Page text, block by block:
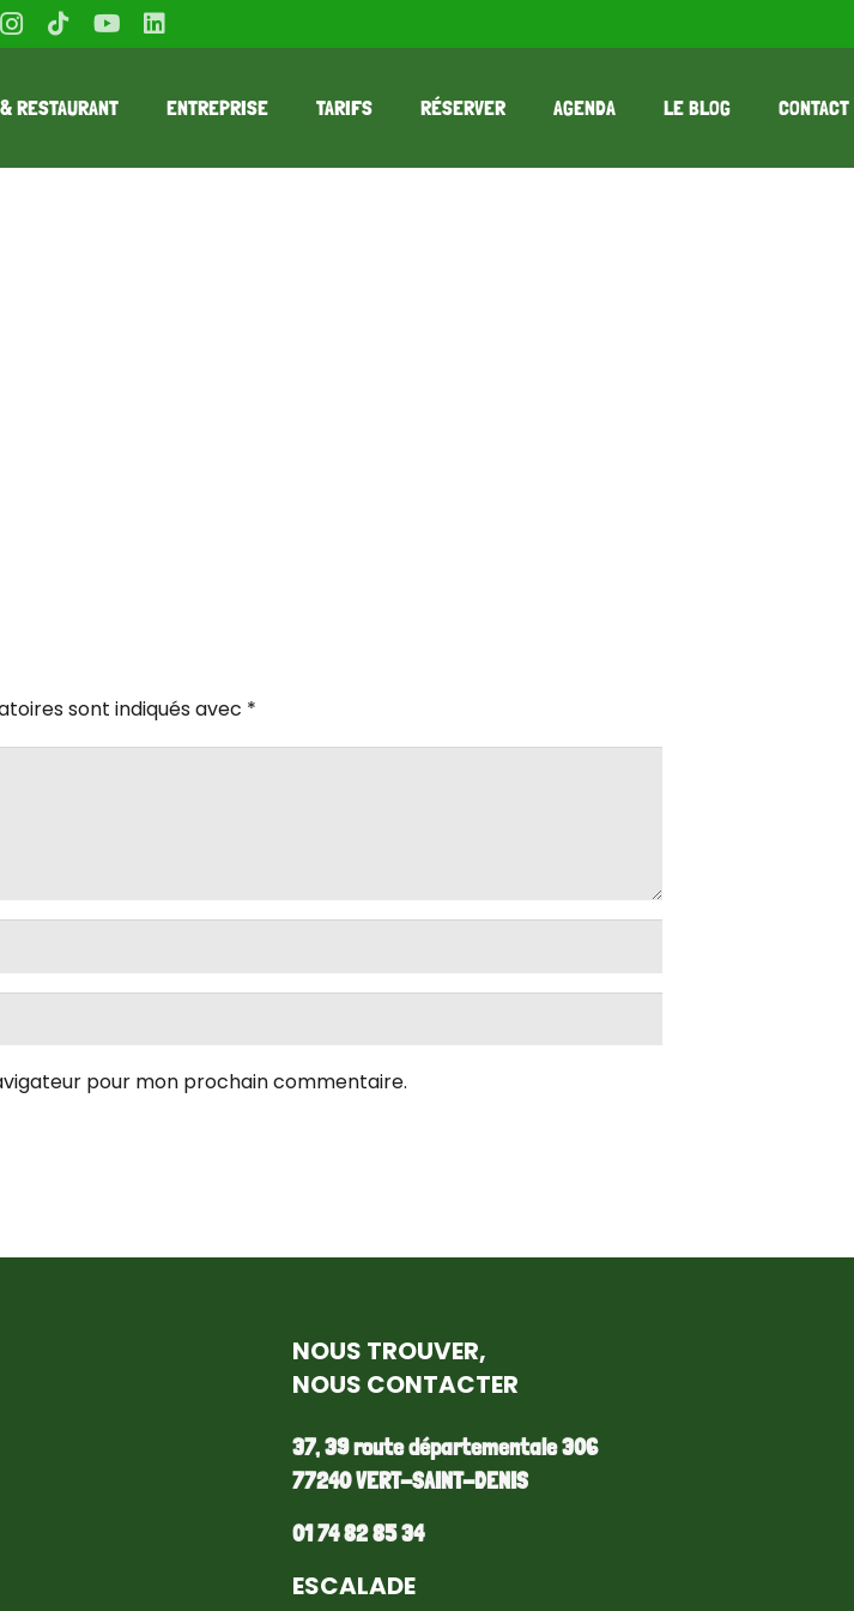
RESTAURANT ENTREPRISE TARIFS RÉSERVER AGENDA LE BLOG CONTACT
sont indiqués avec *
pour mon prochain commentaire.
NOUS TROUVER,
NOUS CONTACTER
37, 39 route départementale 306
77240 VERT-SAINT-DENIS
01 74 82 85 34
ESCALADE